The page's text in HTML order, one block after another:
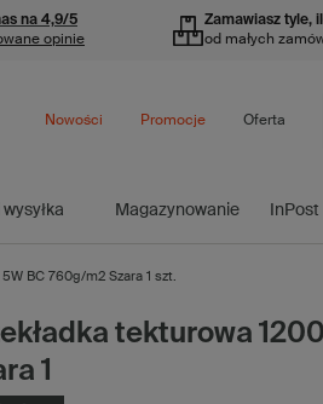
na 4,9/5
opinie
Zamawiasz tyle,
od małych
Magazynowanie InPost
Nowości Promocje Oferta
BC 760g/m2 Szara 1 szt.
tekturowa
1